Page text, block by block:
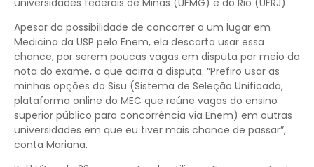
Apesar da possibilidade de concorrer a um lugar em
Medicina da USP pelo Enem, ela descarta usar essa
chance, por serem poucas vagas em disputa por meio da
nota do exame, o que acirra a disputa. “Prefiro usar as
minhas opções do Sisu (Sistema de Seleção Unificada,
plataforma online do MEC que reúne vagas do ensino
superior público para concorrência via Enem) em outras
universidades em que eu tiver mais chance de passar”,
conta Mariana.